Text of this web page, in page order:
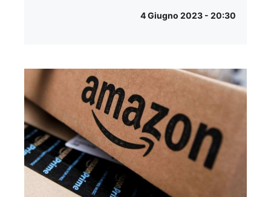
4 Giugno 2023 - 20:30